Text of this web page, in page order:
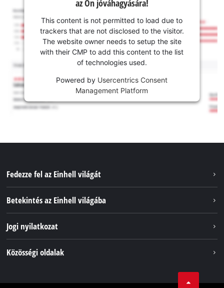
az Ön jóváhagyására!
This content is not permitted to load due to
trackers that are not disclosed to the visitor.
The website owner needs to setup the site
with their CMP to add this content to the list
of technologies used.
Powered by Usercentrics Consent
Management Platform
Fedezze fel az Einhell világát
Betekintés az Einhell világába
Az Einhell világszerte
Jogi nyilatkozat
Közösségi oldalak